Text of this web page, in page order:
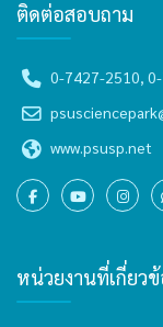
ติดต่อสอบถาม
0-7427-2510,
www.psusp.net
หน่วยงานที่เกี่ยวข้